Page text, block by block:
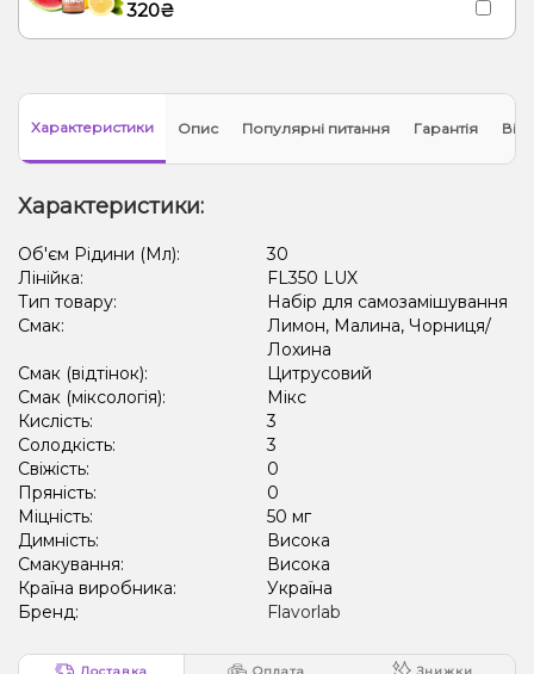
320₴
Характеристики Опис Популярні питання Гарантія
Характеристики:
Об'єм Рідини (Мл):
30
Лінійка:
FL350 LUX
Тип товару:
Набір для самозамішування
Смак:
Лимон, Малина, Чорниця/
Лохина
Смак (відтінок):
Цитрусовий
Смак (міксологія):
Мікс
Кислість:
3
Солодкість:
3
Свіжість:
0
Пряність:
0
Міцність:
50 мг
Димність:
Висока
Смакування:
Висока
Країна виробника:
Україна
Бренд:
Flavorlab